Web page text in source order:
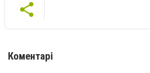
Коментарі